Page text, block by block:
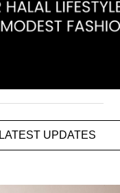
LATEST UPDATES